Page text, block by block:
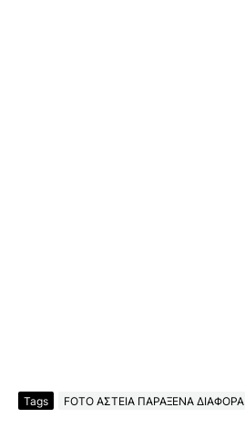
Tags FOTO ΑΣΤΕΙΑ ΠΑΡΑΞΕΝΑ ΔΙΑΦΟΡΑ